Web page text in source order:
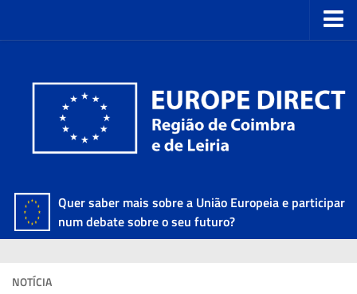
Quer saber mais sobre a União Europeia e participar
num debate sobre o seu futuro?
NOTÍCIA